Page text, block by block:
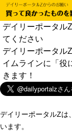
デイリーポータル
てください
デイリーポータル
イムラインに「役
きます！
デイリーポータルZは
います。